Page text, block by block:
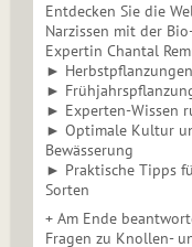
Entdecken Sie die
Narzissen mit der
Expertin Chantal
►
►
► Experten-Wissen
► Optimale Kultur
Bewässerung
► Praktische Tipps
Sorten
+ Am Ende
Fragen zu Knollen-